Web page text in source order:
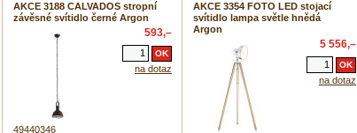
AKCE 3188 CALVADOS stropní
závěsné svítidlo černé Argon
593,–
na dotaz
49440346
AKCE 3354 FOTO LED stojací
svítidlo lampa světle hnědá
Argon
5 556,–
na dotaz